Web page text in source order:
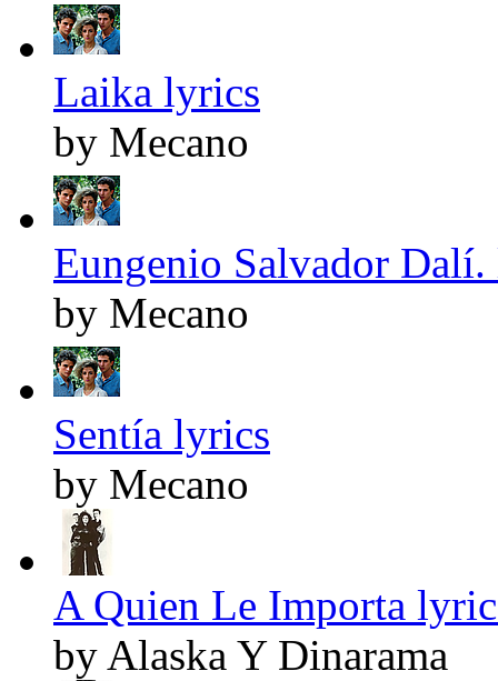
Laika lyrics
by Mecano
Eungenio Salvador
by Mecano
Sentía lyrics
by Mecano
A Quien Le Importa
by Alaska Y Dinarama